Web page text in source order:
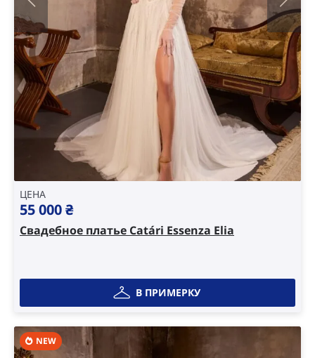
ЦЕНА
55 000₴
Свадебное платье Catári Essenza Elia
В ПРИМЕРКУ
NEW